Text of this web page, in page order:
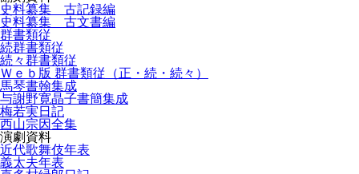
史料纂集 古記録編
史料纂集 古文書編
群書類従
続群書類従
続々群書類従
Ｗｅｂ版 群書類従（正・続・続々）
馬琴書翰集成
与謝野寛晶子書簡集成
梅若実日記
西山宗因全集
演劇資料
近代歌舞伎年表
義太夫年表